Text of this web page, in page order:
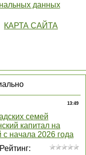
данных
КАРТА САЙТА
13:49
семей
капитал на
с начала 2026 года
Рейтинг: